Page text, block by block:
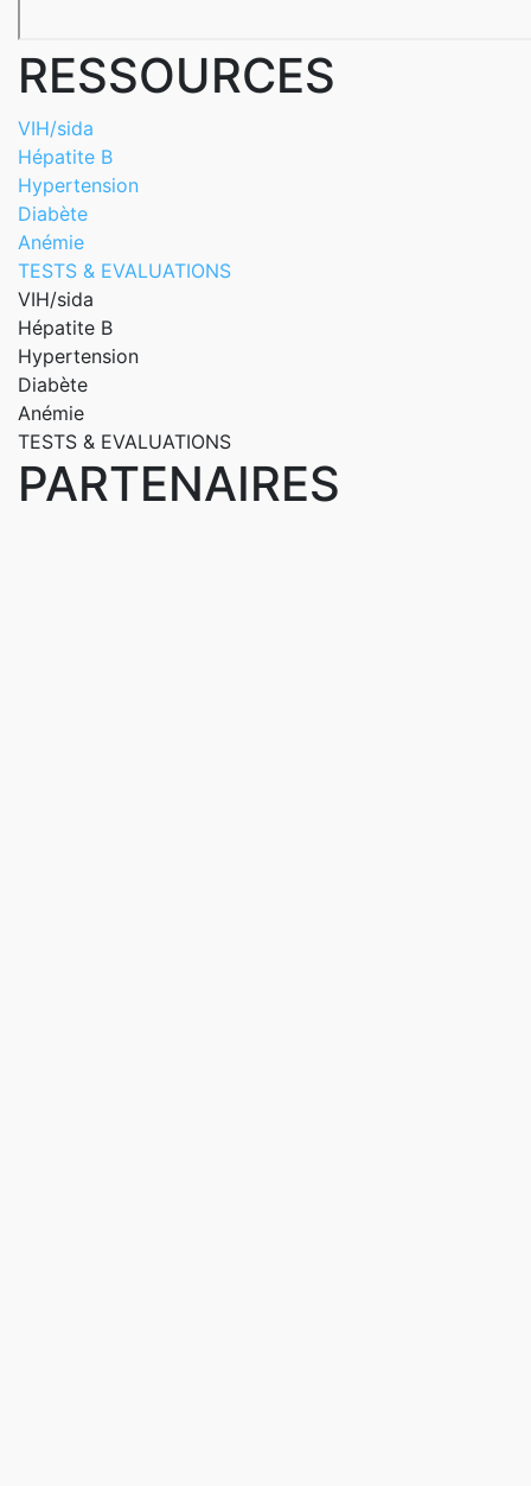
RESSOURCES
VIH/sida
Hépatite B
Hypertension
Diabète
Anémie
TESTS & EVALUATIONS
VIH/sida
Hépatite B
Hypertension
Diabète
Anémie
TESTS & EVALUATIONS
PARTENAIRES